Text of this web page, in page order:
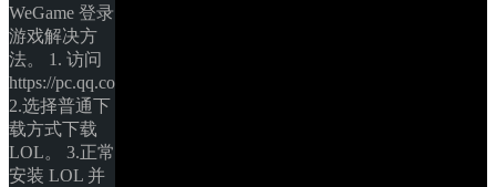
WeGame 登录
游戏解决方
法。 1. 访问
https://pc.qq.com/detail/0/detail_6120.html。
2.选择普通下
载方式下载
LOL。 3.正常
安装 LOL 并